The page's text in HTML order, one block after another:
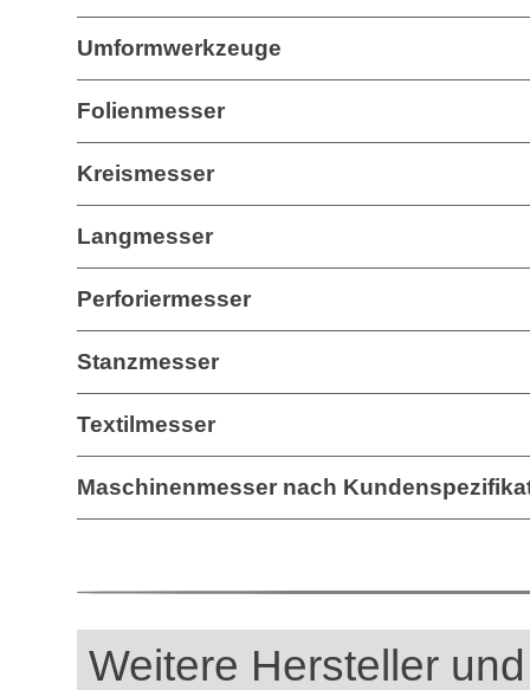
Umformwerkzeuge
Folienmesser
Kreismesser
Langmesser
Perforiermesser
Stanzmesser
Textilmesser
Maschinenmesser nach
Weitere Hersteller